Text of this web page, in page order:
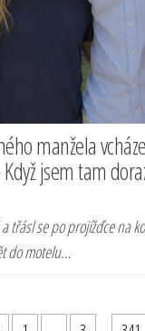
manžela
jsem tam
třásl se po projížďce na
do motelu…